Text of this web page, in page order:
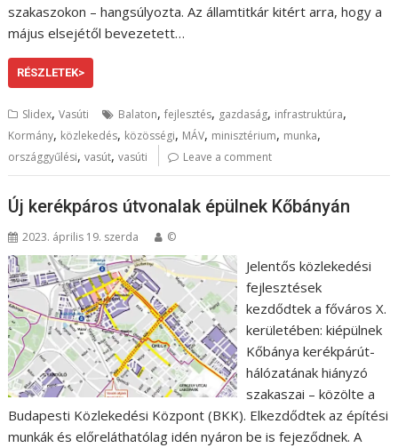
szakaszokon – hangsúlyozta. Az államtitkár kitért arra, hogy a
május elsejétől bevezetett…
RÉSZLETEK>
Slidex,Vasúti Balaton,fejlesztés, gazdaság, infrastruktúra,
Kormány, közlekedés, közösségi, MÁV, minisztérium, munka,
országgyűlési,vasút,vasúti Leave a comment
Új kerékpáros útvonalak épülnek Kőbányán
2023. április 19. szerda ©
Jelentős közlekedési
fejlesztések
kezdődtek a főváros X.
kerületében: kiépülnek
Kőbánya kerékpárút-
hálózatának hiányzó
szakaszai – közölte a
Budapesti Közlekedési Központ (BKK). Elkezdődtek az építési
munkák és előreláthatólag idén nyáron be is fejeződnek. A